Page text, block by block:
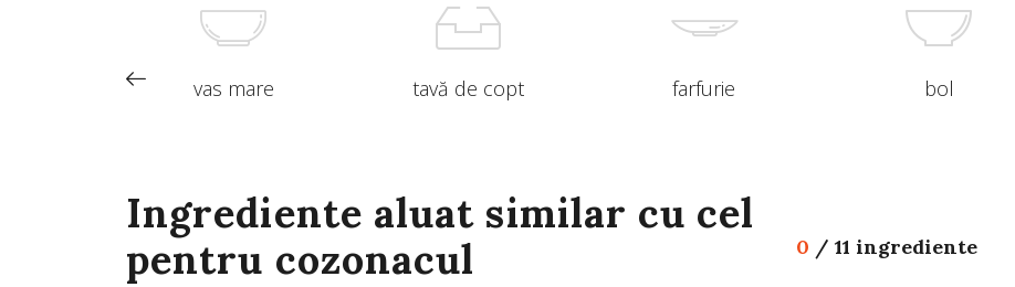
vas mare tavă de copt farfurie bol
Ingrediente aluat similar cu cel
pentru cozonacul
0 / 11 ingrediente